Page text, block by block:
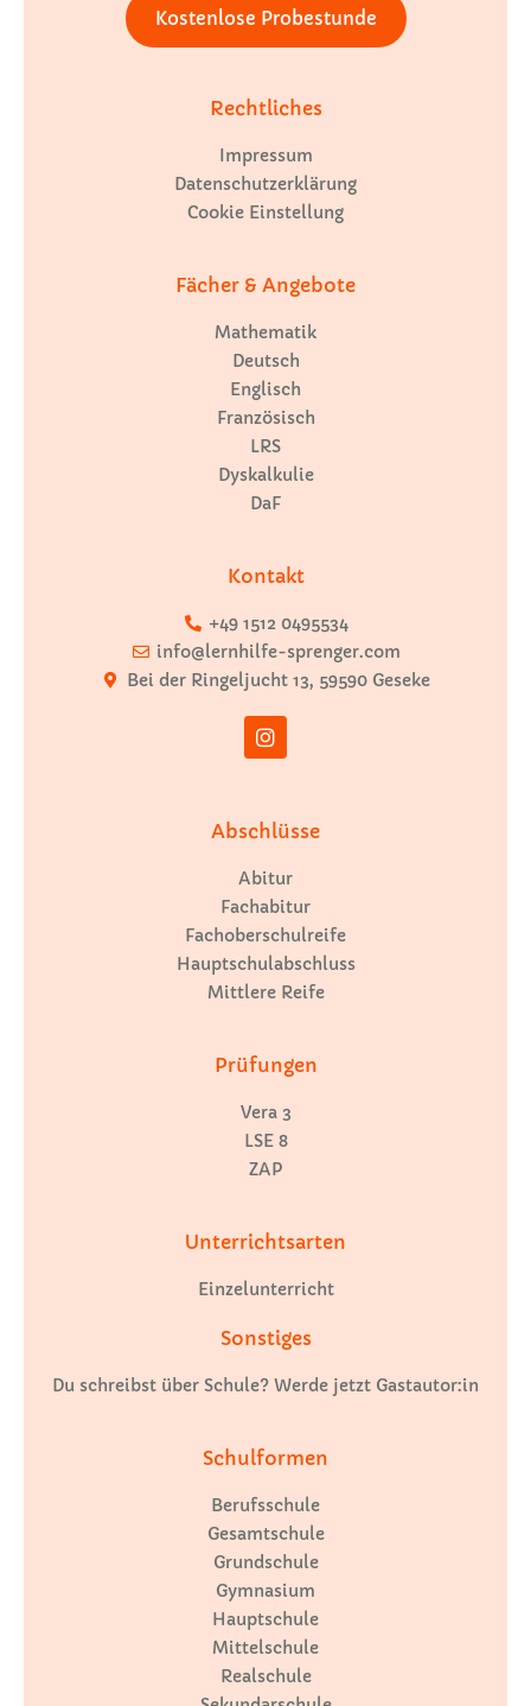
Kostenlose Probestunde
Rechtliches
Impressum
Datenschutzerklärung
Cookie Einstellung
Fächer & Angebote
Mathematik
Deutsch
Englisch
Französisch
LRS
Dyskalkulie
DaF
Kontakt
+49 1512 0495534
info@lernhilfe-sprenger.com
Bei der Ringeljucht 13, 59590 Geseke
Abschlüsse
Abitur
Fachabitur
Fachoberschulreife
Hauptschulabschluss
Mittlere Reife
Prüfungen
Vera 3
LSE 8
ZAP
Unterrichtsarten
Einzelunterricht
Sonstiges
Du schreibst über Schule? Werde jetzt Gastautor:in
Schulformen
Berufsschule
Gesamtschule
Grundschule
Gymnasium
Hauptschule
Mittelschule
Realschule